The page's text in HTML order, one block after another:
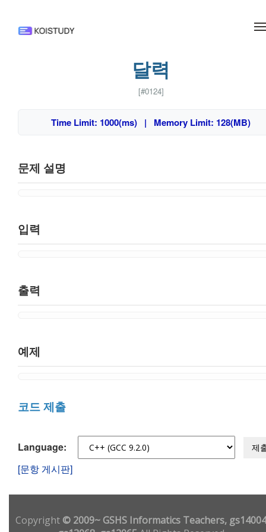
달력
[#0124]
Time Limit: 1000(ms) | Memory Limit: 128(MB)
문제 설명
입력
출력
예제
코드 제출
Language: 제
[문항 게시판]
Copyright© 2009~ GSHS Informatics Teachers,